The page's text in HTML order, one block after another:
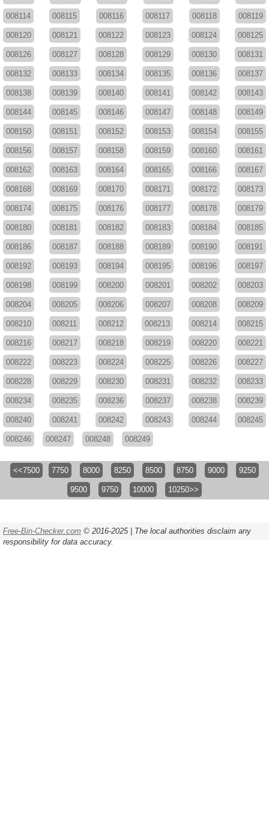
008114 008115 008116 008117 008118 008119
008120 008121 008122 008123 008124 008125
008126 008127 008128 008129 008130 008131
008132 008133 008134 008135 008136 008137
008138 008139 008140 008141 008142 008143
008144 008145 008146 008147 008148 008149
008150 008151 008152 008153 008154 008155
008156 008157 008158 008159 008160 008161
008162 008163 008164 008165 008166 008167
008168 008169 008170 008171 008172 008173
008174 008175 008176 008177 008178 008179
008180 008181 008182 008183 008184 008185
008186 008187 008188 008189 008190 008191
008192 008193 008194 008195 008196 008197
008198 008199 008200 008201 008202 008203
008204 008205 008206 008207 008208 008209
008210 008211 008212 008213 008214 008215
008216 008217 008218 008219 008220 008221
008222 008223 008224 008225 008226 008227
008228 008229 008230 008231 008232 008233
008234 008235 008236 008237 008238 008239
008240 008241 008242 008243 008244 008245
008246 008247 008248 008249
<<7500 7750 8000 8250 8500 8750 9000 9250
9500 9750 10000 10250>>
Free-Bin-Checker.com © 2016-2025 | The local authorities disclaim any
responsibility for data accuracy.